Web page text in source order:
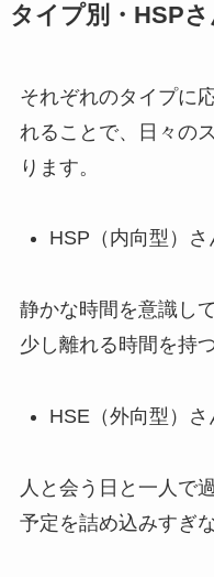
タイプ別・HSP
それぞれのタイプに
れることで、日々の
ります。
HSP（内向型）さ
静かな時間を意識し
少し離れる時間を持
HSE（外向型）さ
人と会う日と一人で
予定を詰め込みすぎ